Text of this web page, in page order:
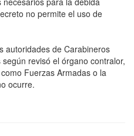
no permite el uso de
autoridades de Carabineros
revisó el órgano contralor,
Fuerzas Armadas o la
ocurre.